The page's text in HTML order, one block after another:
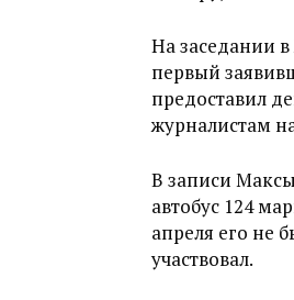
На заседании
первый
предоставил
журналистам
В записи
автобус 124
апреля его не
участвовал.